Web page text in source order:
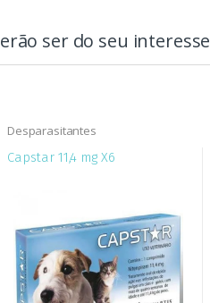
ser do seu interesse
Desparasitantes
Capstar 11,4 mg X6